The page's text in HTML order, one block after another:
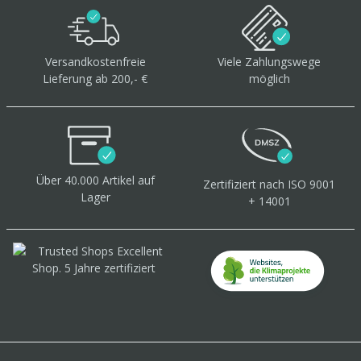
Versandkostenfreie
Lieferung ab 200,- €
Viele Zahlungswege
möglich
Über 40.000 Artikel auf
Lager
Zertifiziert nach ISO 9001
+ 14001